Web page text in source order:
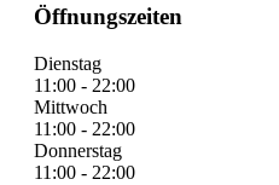
Öffnungszeiten
Dienstag
11:00 - 22:00
Mittwoch
11:00 - 22:00
Donnerstag
11:00 - 22:00